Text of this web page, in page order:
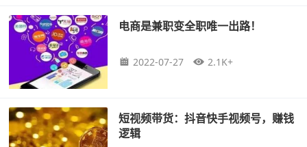
电商是兼职变全职唯一出路！
2022-07-27 2.1K+
短视频带货：抖音快手视频号，赚钱
逻辑